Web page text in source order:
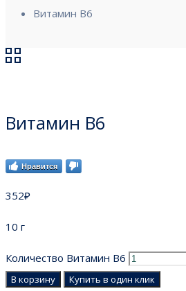
Витамин B6
Витамин B6
Нравится
352₽
10 г
Количество Витамин B6
В корзину Купить в один клик